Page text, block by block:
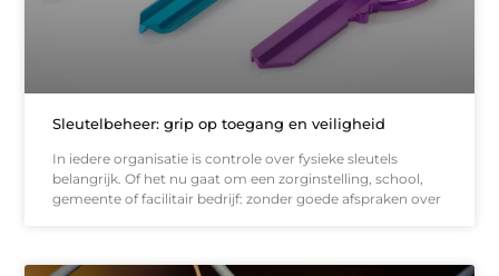
Sleutelbeheer: grip op toegang en veiligheid
In iedere organisatie is controle over fysieke sleutels
belangrijk. Of het nu gaat om een zorginstelling, school,
gemeente of facilitair bedrijf: zonder goede afspraken over